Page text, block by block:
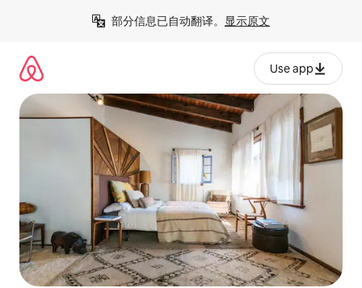
部分信息已自动翻译。 显示原文
Use app